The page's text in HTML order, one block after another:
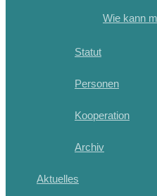
Wie kann
Statut
Personen
Kooperation
Archiv
Aktuelles